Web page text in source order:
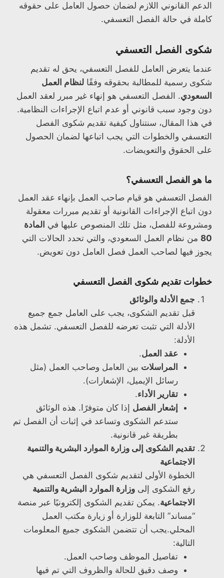
الدعم القانوني اللازم لضمان حصول العامل على حقوقه
كاملة في حالة الفصل التعسفي.
شكوى الفصل التعسفي
عندما يتعرض العامل للفصل التعسفي، يحق له تقديم
شكوى رسمية للمطالبة بحقوقه وفقًا لنظام العمل
السعودي. الفصل التعسفي هو إنهاء غير مبرر لعقد العمل
دون وجود سبب قانوني أو عدم اتباع الإجراءات النظامية.
في هذا المقال، سنتناول كيفية تقديم شكوى الفصل
التعسفي والخطوات التي يجب اتباعها لضمان الحصول
على الحقوق والتعويضات.
ما هو الفصل التعسفي؟
الفصل التعسفي هو قيام صاحب العمل بإنهاء عقد العمل
دون اتباع الإجراءات القانونية أو تقديم مبررات معقولة
ومشروعة للفصل، مثل تلك المنصوص عليها في المادة
80 من نظام العمل السعودي، والتي تحدد الحالات التي
يجوز فيها لصاحب العمل فصل العامل دون تعويض.
خطوات تقديم شكوى الفصل التعسفي
جمع الأدلة والوثائق
قبل تقديم الشكوى، يجب على العامل جمع جميع
الأدلة التي تثبت تعرضه للفصل التعسفي. تشمل هذه
الأدلة:
عقد العمل.
المراسلات بين العامل وصاحب العمل (مثل
رسائل الإيميل، الإشعارات).
تقارير الأداء.
إشعار الفصل إذا كان متوفرًا. هذه الوثائق
ستدعم الشكوى وتساعد في إثبات أن الفصل تم
بطريقة غير قانونية.
تقديم الشكوى إلى وزارة الموارد البشرية والتنمية
الاجتماعية
الخطوة الأولى لتقديم شكوى الفصل التعسفي هي
رفع الشكوى إلى وزارة الموارد البشرية والتنمية
الاجتماعية. يمكن تقديم الشكوى إلكترونيًا عبر منصة
“مساند” التابعة للوزارة أو زيارة مكتب العمل
المحلي.يجب أن تتضمن الشكوى جميع المعلومات
التالية:
تفاصيل الموظف وصاحب العمل.
وصف دقيق للحالة والظروف التي تم فيها